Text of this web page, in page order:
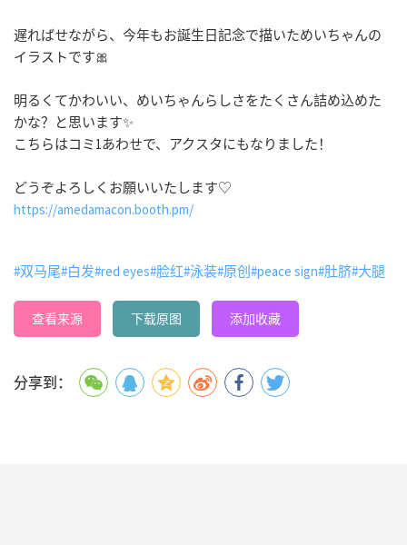
遅ればせながら、今年もお誕生日記念で描いためいちゃんの
イラストです🎀
明るくてかわいい、めいちゃんらしさをたくさん詰め込めた
かな？と思います✨
こちらはコミ1あわせで、アクスタにもなりました！
どうぞよろしくお願いいたします♡
https://amedamacon.booth.pm/
#双马尾#白发#red eyes#脸红#泳装#原创 #peace sign#肚脐#大腿
查看来源 下载原图 添加收藏
分享到：